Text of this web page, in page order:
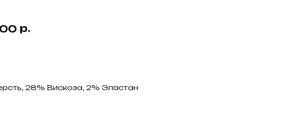
р.
28% Вискоза, 2% Эластан